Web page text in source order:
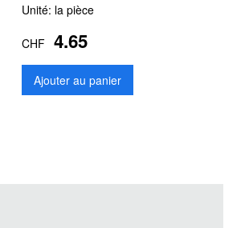
Unité: la pièce
CHF 4.65
Ajouter au panier